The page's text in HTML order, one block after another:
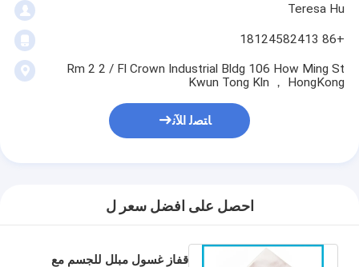
Teresa Hu
+86 18124582413
Rm 2 2 / Fl Crown Industrial Bldg 106 How Ming St
Kwun Tong Kln ， HongKong
ﺎﺘﺼﻟ ﺍﻶﻧ
احصل على افضل سعر ل
قفاز غسول مبلل للجسم مع